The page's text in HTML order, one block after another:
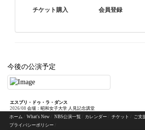
チケット購入 会員登録
今後の公演予定
エスプリ・ドゥ・ラ・ダンス
2026/08 会場：昭和女子大学 人見記念講堂
ホーム
What's New NBS公演一覧 カレンダー チケット ご支
プライバシーポリシー